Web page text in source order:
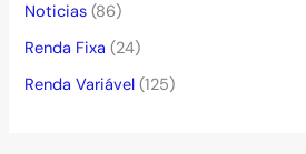
Noticias (86)
Renda Fixa (24)
Renda Variável (125)